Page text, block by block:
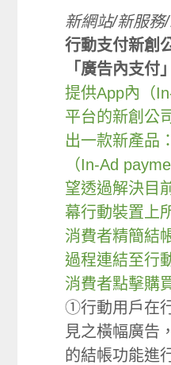
新網站/新服務
行動支付新創
「廣告內支付」
提供App內（
平台的新創公
出一款新產品
（In-Ad
望透過解決目
幕行動裝置上
消費者精簡結
過程連結至行
消費者點擊購
①行動用戶在
見之橫幅廣告
的結帳功能進